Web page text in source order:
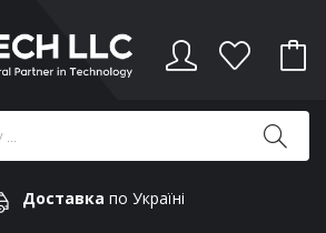
Доставка по Україні